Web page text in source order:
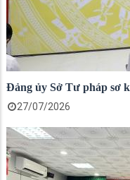
Đảng ủy Sở Tư pháp sơ
27/07/2026